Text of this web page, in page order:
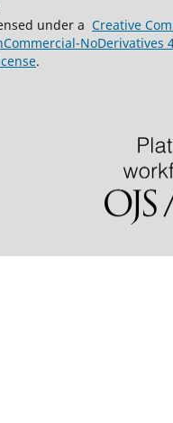
under a Creative
NoDerivatives
.